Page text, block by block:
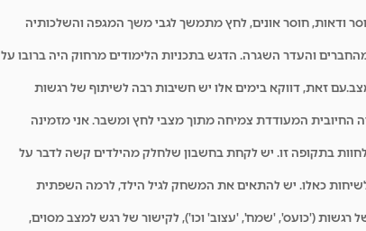
ודאות, חוסר אונים, לחץ מתמשך לגבי משך המגפה והשלכותיה
והעדר השגרה. הדגש בתכניות הלימודים מרחוק היה ברובו על
עם זאת, דווקא בימים אלו יש חשיבות רבה לשיתוף של רגשות
החיובית המעודדת צמיחה מתוך מצבי לחץ ומשבר. אני מזמינה
בתקופה זו. יש לקחת בחשבון שלחלק מהילדים קשה לדבר על
כאלו. יש להתאים את המשחק לגיל הילד, לרמה השפתית
רגשות ('כועס', 'שמח', 'עצוב' וכו'), לקישור של רגש למצב מסוים,